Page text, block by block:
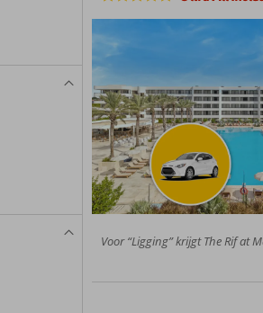
Voor “Ligging” krijgt The Rif at